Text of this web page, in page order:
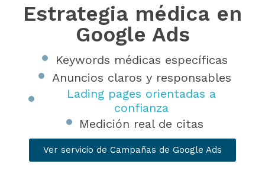
Estrategia médica en
Google Ads
Keywords médicas específicas
Anuncios claros y responsables
Lading pages orientadas a
confianza
Medición real de citas
Ver servicio de Campañas de Google Ads